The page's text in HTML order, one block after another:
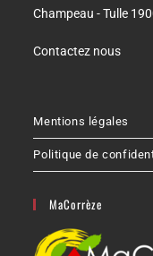
Champeau - Tulle
Contactez nous
Mentions légales
Politique de
MaCorrèze